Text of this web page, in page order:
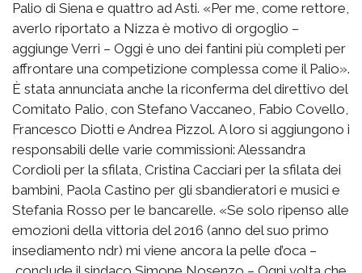
Palio di Siena e quattro ad Asti. «Per me, come rettore,
averlo riportato a Nizza è motivo di orgoglio –
aggiunge Verri – Oggi è uno dei fantini più completi per
affrontare una competizione complessa come il Palio».
È stata annunciata anche la riconferma del direttivo del
Comitato Palio, con Stefano Vaccaneo, Fabio Covello,
Francesco Diotti e Andrea Pizzol. A loro si aggiungono i
responsabili delle varie commissioni: Alessandra
Cordioli per la sfilata, Cristina Cacciari per la sfilata dei
bambini, Paola Castino per gli sbandieratori e musici e
Stefania Rosso per le bancarelle. «Se solo ripenso alle
emozioni della vittoria del 2016 (anno del suo primo
insediamento ndr) mi viene ancora la pelle d’oca –